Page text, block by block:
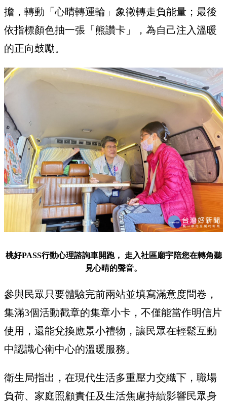
擔，轉動「心晴轉運輪」象徵轉走負能量；最後
依指標顏色抽一張「熊讚卡」，為自己注入溫暖
的正向鼓勵。
桃好PASS行動心理諮詢車開跑， 走入社區廟宇陪您在轉角聽
見心晴的聲音。
參與民眾只要體驗完前兩站並填寫滿意度問卷，
集滿3個活動戳章的集章小卡，不僅能當作明信片
使用，還能兌換應景小禮物，讓民眾在輕鬆互動
中認識心衛中心的溫暖服務。
衛生局指出，在現代生活多重壓力交織下，職場
負荷、家庭照顧責任及生活焦慮持續影響民眾身